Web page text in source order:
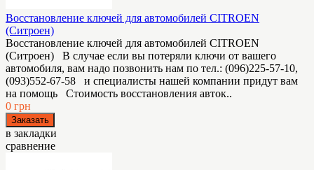
Восстановление ключей для автомобилей CITROEN
(Ситроен)
Восстановление ключей для автомобилей CITROEN
(Ситроен) В случае если вы потеряли ключи от вашего
автомобиля, вам надо позвонить нам по тел.: (096)225-57-10,
(093)552-67-58 и специалисты нашей компании придут вам
на помощь Стоимость восстановления авток..
0 грн
в закладки
сравнение